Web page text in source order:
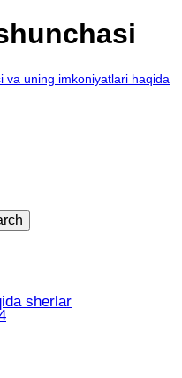
va uning imkoniyatlari haqida
sherlar